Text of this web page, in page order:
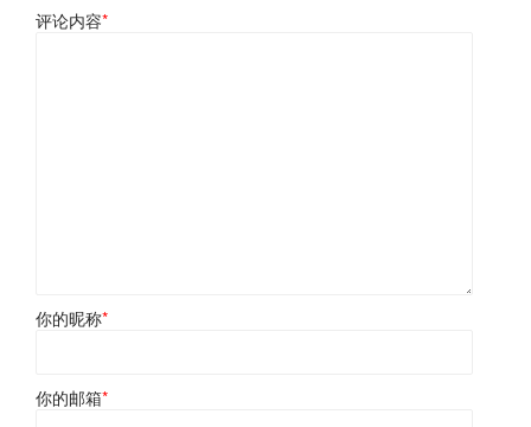
评论内容*
你的昵称*
你的邮箱*